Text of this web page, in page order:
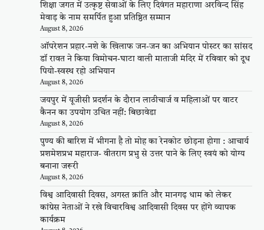
शिक्षा जगत में उत्कृष्ट सेवाओं के लिए दिवंगत महाराणा अरविन्द सिंह
मेवाड़ के नाम समर्पित हुआ प्रतिष्ठित सम्मान
August 8, 2026
ऑपरेशन प्रहार-नशे के खिलाफ जन-जन का अभियान पोस्टर का सांसद
डॉ रावत ने किया विमोचन-घाटा वाली माताजी मंदिर में रविवार को दूध
पियो-स्वस्थ रहो अभियान
August 8, 2026
जयपुर में यूजीसी प्रदर्शन के दौरान लाठीचार्ज व महिलाओं पर वाटर
कैनन का उपयोग उचित नहीं: बिछावेडा
August 8, 2026
पुण्य की बारिश में भीगना है तो मोह का रेनकोट छोड़ना होगा : आचार्य
प्रशमेशप्रभ महाराज- वीतराग प्रभु से उत्तर पाने के लिए स्वयं को योग्य
बनाना जरूरी
August 8, 2026
विश्व आदिवासी दिवस, अगस्त क्रांति और मानगढ़ धाम को लेकर
कांग्रेस नेताओं ने रखे विचारविश्व आदिवासी दिवस पर होंगे व्यापक
कार्यक्रम